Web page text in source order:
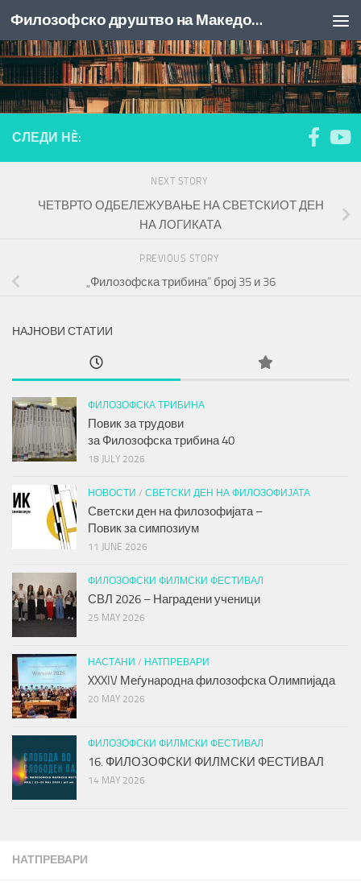
Skip to content Филозофско друштво на Македонија
НАТПРЕВАРИ
СЛЕДИ НÈ:
NEXT STORY
ЧЕТВРТО ОДБЕЛЕЖУВАЊЕ НА СВЕТСКИОТ ДЕН
НА ЛОГИКАТА
PREVIOUS STORY
„Филозофска трибина“ број 35 и 36
НАЈНОВИ СТАТИИ
ФИЛОЗОФСКА ТРИБИНА
Повик за трудови
за Филозофска трибина40
18 JULY 2026
НОВОСТИ / СВЕТСКИ ДЕН НА ФИЛОЗОФИЈАТА
Светски ден на филозофијата –
Повик за симпозиум
11 JUNE 2026
ФИЛОЗОФСКИ ФИЛМСКИ ФЕСТИВАЛ
СВЛ 2026 – Наградени ученици
25 MAY 2026
НАСТАНИ / НАТПРЕВАРИ
XXXIV Меѓународна филозофска Олимпијада
20 MAY 2026
ФИЛОЗОФСКИ ФИЛМСКИ ФЕСТИВАЛ
16. ФИЛОЗОФСКИ ФИЛМСКИ ФЕСТИВАЛ
14 MAY 2026